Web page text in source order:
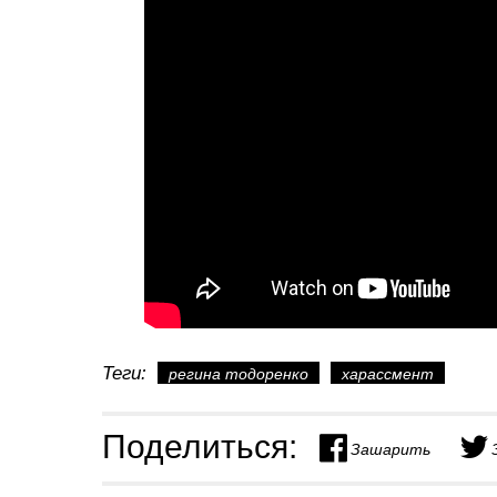
Теги: регина тодоренко харассмент
Поделиться: Зашарить